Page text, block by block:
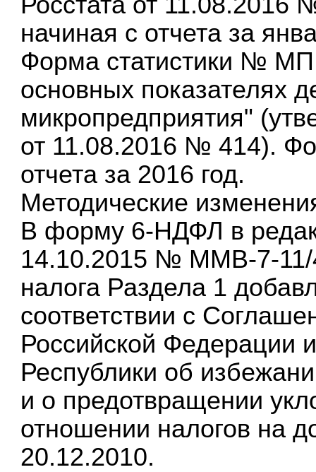
начиная с отчета за
Форма статистики №
основных показателях
микропредприятия"
от 11.08.2016 № 414).
отчета за 2016 год.
Методические
В форму 6-НДФЛ в
14.10.2015 № ММВ-7-11/
налога Раздела 1
соответствии с
Российской Федерации
Республики об
и о предотвращении
отношении налогов на
20.12.2010.